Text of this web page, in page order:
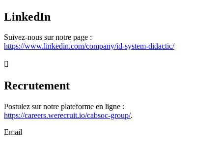
LinkedIn
Suivez-nous sur notre page :
https://www.linkedin.com/company/id-system-didactic/

Recrutement
Postulez sur notre plateforme en ligne :
https://careers.werecruit.io/cabsoc-group/.
Email